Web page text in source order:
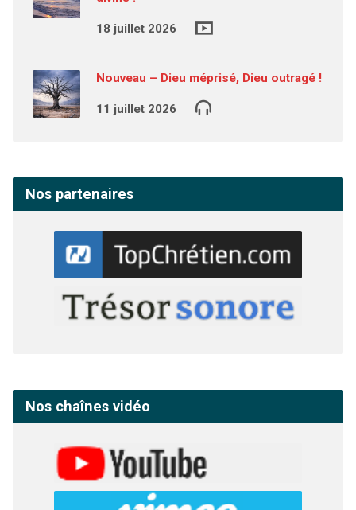
18 juillet 2026
Nouveau – Dieu méprisé, Dieu outragé !
11 juillet 2026
Nos partenaires
Nos chaînes vidéo